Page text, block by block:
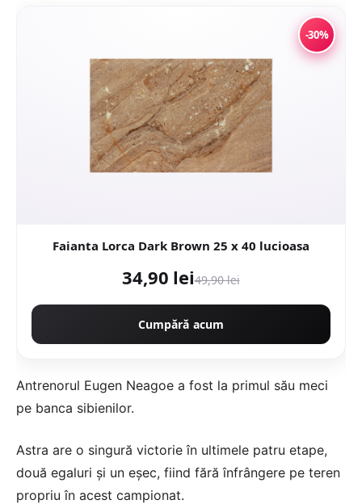
-30%
Faianta Lorca Dark Brown 25 x 40 lucioasa
34,90 lei49,90 lei
Cumpără acum
Antrenorul Eugen Neagoe a fost la primul său meci
pe banca sibienilor.
Astra are o singură victorie în ultimele patru etape,
două egaluri şi un eşec, fiind fără înfrângere pe teren
propriu în acest campionat.